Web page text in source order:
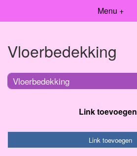
Menu +
Vloerbedekking
Vloerbedekking
Link toevoegen
Link toevoegen